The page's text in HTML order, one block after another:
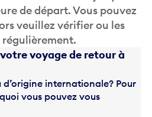
de départ. Vous pouvez
veuillez vérifier ou les
régulièrement.
voyage de retour à
d’origine internationale? Pour
vous pouvez vous